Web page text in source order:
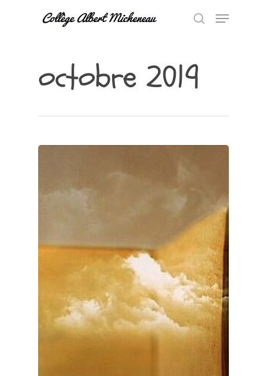
Hit enter to search or ESC to close
octobre 2019